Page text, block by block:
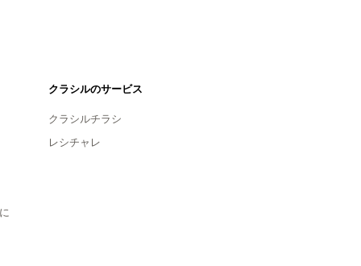
クラシルのサービス
クラシルチラシ
レシチャレ